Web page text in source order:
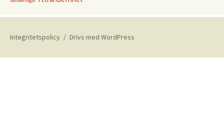
Integritetspolicy Drivs med WordPress